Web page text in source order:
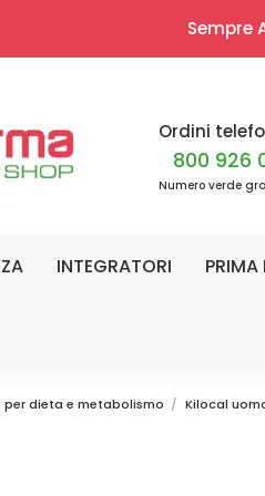
Sempre
Ordini
800 926
Numero verde
INTEGRATORI PRIMA
dieta e metabolismo Kilocal